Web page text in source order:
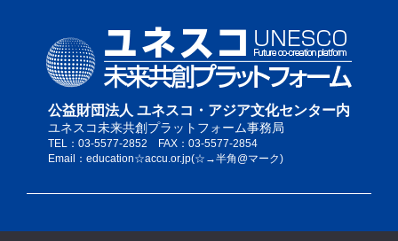
公益財団法人 ユネスコ・アジア文化センター内
ユネスコ未来共創プラットフォーム事務局
TEL：03-5577-2852 FAX：03-5577-2854
Email：education☆accu.or.jp(☆→半角@マーク)